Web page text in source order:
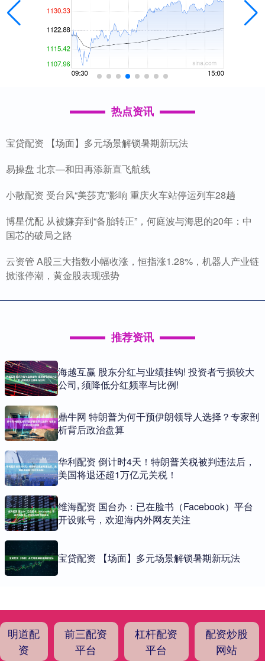
热点资讯
宝贷配资 【场面】多元场景解锁暑期新玩法
易操盘 北京—和田再添新直飞航线
小散配资 受台风“美莎克”影响 重庆火车站停运列车28趟
博星优配 从被嫌弃到“备胎转正”，何庭波与海思的20年：中
国芯的破局之路
云资管 A股三大指数小幅收涨，恒指涨1.28%，机器人产业链
掀涨停潮，黄金股表现强势
推荐资讯
海越互赢 股东分红与业绩挂钩! 投资者亏损较大
公司, 须降低分红频率与比例!
鼎牛网 特朗普为何干预伊朗领导人选择？专家剖
析背后政治盘算
华利配资 倒计时4天！特朗普关税被判违法后，
美国将退还超1万亿元关税！
维海配资 国台办：已在脸书（Facebook）平台
开设账号，欢迎海内外网友关注
宝贷配资 【场面】多元场景解锁暑期新玩法
明道配
资
前三配资
平台
杠杆配资
平台
配资炒股
网站